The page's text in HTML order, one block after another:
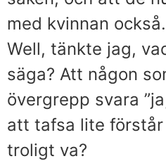
med kvinnan också.
Well, tänkte jag,
säga? Att någon
övergrepp svara
att tafsa lite förstår
troligt va?